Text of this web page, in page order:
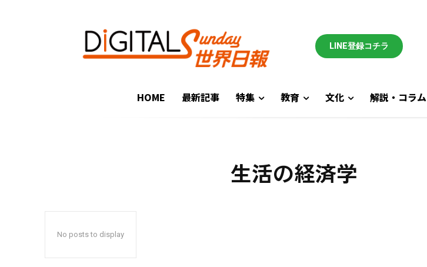
LINE登録コチラ
HOME 最新記事 特集 教育 文化 解説・コラム
生活の経済学
No posts to display